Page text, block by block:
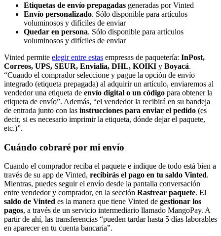
Etiquetas de envío prepagadas generadas por Vinted
Envío personalizado. Sólo disponible para artículos
voluminosos y difíciles de enviar
Quedar en persona. Sólo disponible para artículos
voluminosos y difíciles de enviar
Vinted permite elegir entre estas empresas de paquetería: InPost,
Correos, UPS, SEUR, Envialia, DHL, KOIKI y Boyacá.
“Cuando el comprador seleccione y pague la opción de envío
integrado (etiqueta prepagada) al adquirir un artículo, enviaremos al
vendedor una etiqueta de envío digital o un código para obtener la
etiqueta de envío”. Además, “el vendedor la recibirá en su bandeja
de entrada junto con las instrucciones para enviar el pedido (es
decir, si es necesario imprimir la etiqueta, dónde dejar el paquete,
etc.)”.
Cuándo cobraré por mi envío
Cuando el comprador reciba el paquete e indique de todo está bien a
través de su app de Vinted, recibirás el pago en tu saldo Vinted.
Mientras, puedes seguir el envío desde la pantalla conversación
entre vendedor y comprador, en la sección Rastrear paquete. El
saldo de Vinted es la manera que tiene Vinted de gestionar los
pagos, a través de un servicio intermediario llamado MangoPay. A
partir de ahí, las transferencias “pueden tardar hasta 5 días laborables
en aparecer en tu cuenta bancaria”.